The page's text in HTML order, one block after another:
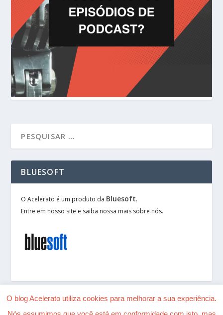
BLUESOFT
O Acelerato é um produto da Bluesoft.
Entre em nosso site e saiba nossa mais sobre nós.
O blog Acelerato utiliza cookies para melhorar a sua experiência.